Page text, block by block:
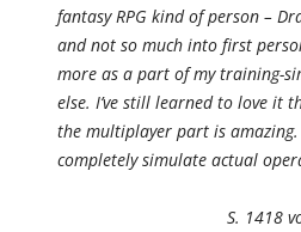
fantasy RPG kind of person –
and not so much into first
more as a part of my training-
else. I’ve still learned to love it
the multiplayer part is
completely simulate actual
S. 1418